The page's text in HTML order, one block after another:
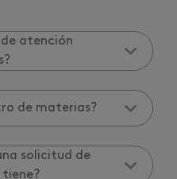
de atención
de materias?
solicitud de